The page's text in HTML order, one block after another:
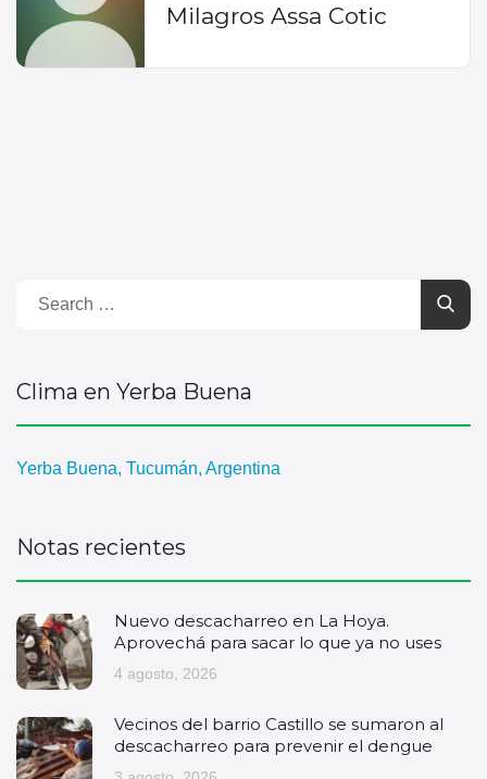
Milagros Assa Cotic
Clima en Yerba Buena
Yerba Buena, Tucumán, Argentina
Notas recientes
Nuevo descacharreo en La Hoya.
Aprovechá para sacar lo que ya no uses
4 agosto, 2026
Vecinos del barrio Castillo se sumaron al
descacharreo para prevenir el dengue